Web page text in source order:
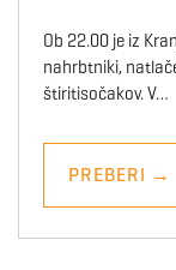
Ob 22.00 je iz
nahrbtniki,
štiritisočakov. V…
PREBERI →